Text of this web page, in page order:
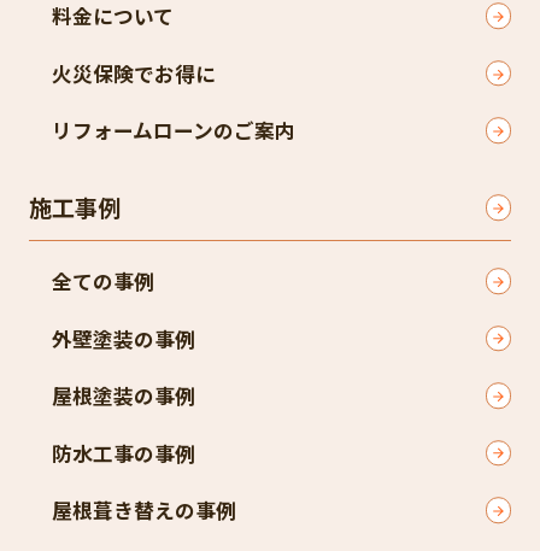
料金について
火災保険でお得に
リフォームローンのご案内
施工事例
全ての事例
外壁塗装の事例
屋根塗装の事例
防水工事の事例
屋根葺き替えの事例